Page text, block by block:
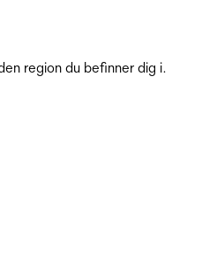
region du befinner dig i.